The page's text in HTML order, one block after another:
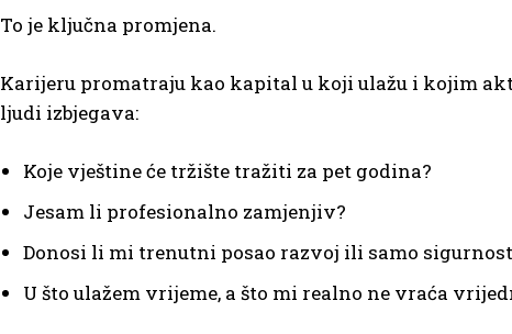
To je ključna promjena.
Karijeru promatraju kao kapital u koji ulažu i kojim
ljudi izbjegava:
Koje vještine će tržište tražiti za pet godina?
Jesam li profesionalno zamjenjiv?
Donosi li mi trenutni posao razvoj ili samo
U što ulažem vrijeme, a što mi realno ne vraća